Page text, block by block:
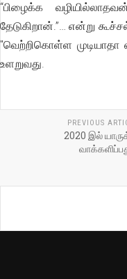
“பிழைக்க
தேடுகிறான்.”… என்று
"வெற்றிகொள்ள முடியாதா
உளறுவது.
PREVIOUS
2020 இல்